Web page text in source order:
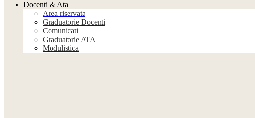
Docenti & Ata
Area riservata
Graduatorie Docenti
Comunicati
Graduatorie ATA
Modulistica